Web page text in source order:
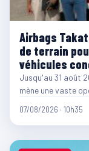
Airbags
de terrain
véhicules
Jusqu'au 31 août
mène une vaste
07/08/2026 · 10h35